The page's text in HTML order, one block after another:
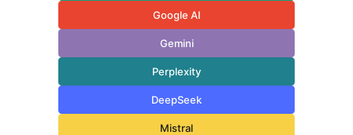
Google AI
Gemini
Perplexity
DeepSeek
Mistral